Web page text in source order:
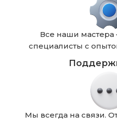
Все наши
специалисты с
Мы всегда на связи.